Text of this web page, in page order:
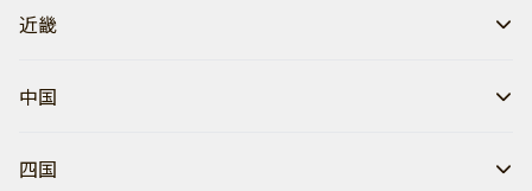
近畿
中国
四国